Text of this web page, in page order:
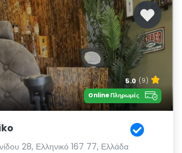
5.0 (9)
Online Πληρωμές
28, Ελληνικό 167 77, Ελλάδα